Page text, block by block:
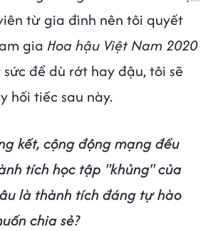
từ gia đình nên tôi quyết
gia Hoa hậu Việt Nam 2020
để dù rớt hay đậu, tôi sẽ
hối tiếc sau này.
kết, cộng động mạng đều
tích học tập "khủng" của
là thành tích đáng tự hào
chia sẻ?